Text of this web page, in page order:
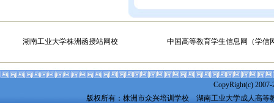
湖南工业大学株洲函授站网校 中国高等教育学生信息网（学信
CopyRight(c)
版权所有：株洲市众兴培训学校 湖南工业大学成人高等